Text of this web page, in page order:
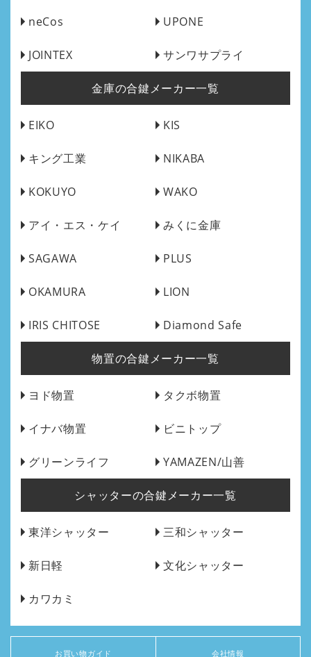
neCos UPONE
JOINTEX サンワサプライ
金庫の合鍵メーカー一覧
EIKO KIS
キング工業 NIKABA
KOKUYO WAKO
アイ・エス・ケイ みくに金庫
SAGAWA PLUS
OKAMURA LION
IRIS CHITOSE Diamond Safe
物置の合鍵メーカー一覧
ヨド物置 タクボ物置
イナバ物置 ビニトップ
グリーンライフ YAMAZEN/山善
シャッターの合鍵メーカー一覧
東洋シャッター 三和シャッター
新日軽 文化シャッター
カワカミ
お買い物ガイド 会社情報